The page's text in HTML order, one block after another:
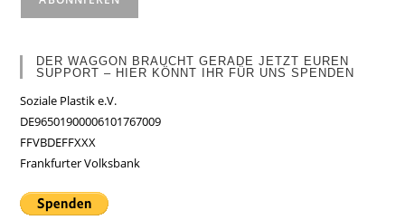
DER WAGGON BRAUCHT GERADE JETZT EUREN
SUPPORT – HIER KÖNNT IHR FÜR UNS SPENDEN
Soziale Plastik e.V.
DE96501900006101767009
FFVBDEFFXXX
Frankfurter Volksbank